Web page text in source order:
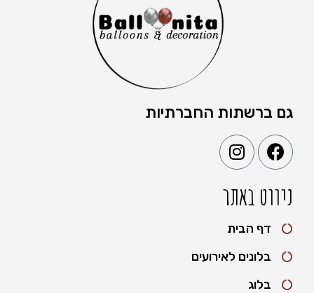
גם ברשתות החברתיות
ניווט באתר
דף הבית
בלונים לאירועים
בלוג